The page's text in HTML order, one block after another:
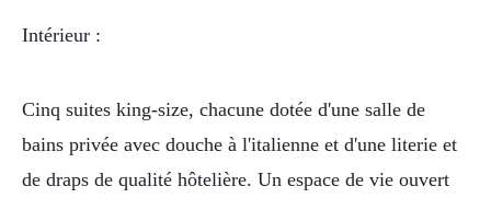
Intérieur :
Cinq suites king-size, chacune dotée d'une salle de
bains privée avec douche à l'italienne et d'une literie et
de draps de qualité hôtelière. Un espace de vie ouvert